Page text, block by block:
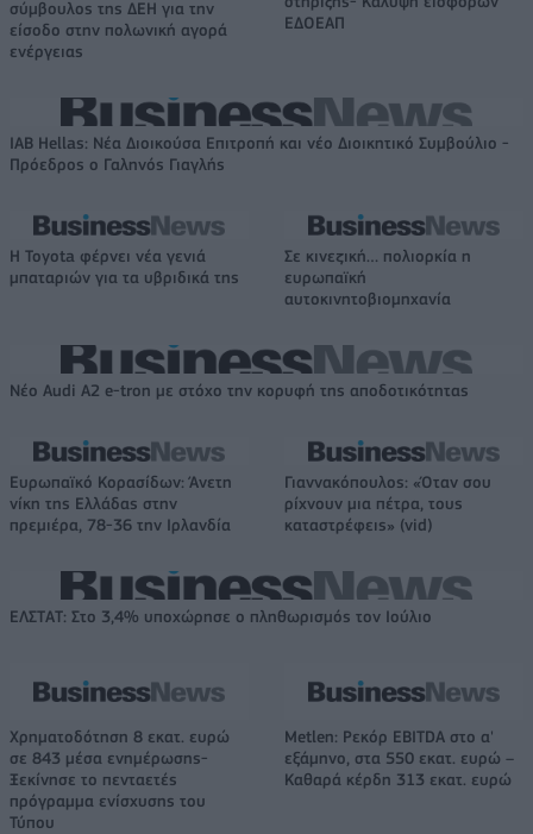
σύμβουλος της ΔΕΗ για την
είσοδο στην πολωνική αγορά
ενέργειας
ΕΔΟΕΑΠ
IAB Hellas: Νέα Διοικούσα Επιτροπή και νέο Διοικητικό Συμβούλιο -
Πρόεδρος ο Γαληνός Γιαγλής
Η Toyota φέρνει νέα γενιά
μπαταριών για τα υβριδικά της
Σε κινεζική… πολιορκία η
ευρωπαϊκή
αυτοκινητοβιομηχανία
Νέο Audi A2 e-tron με στόχο την κορυφή της αποδοτικότητας
Ευρωπαϊκό Κορασίδων: Άνετη
νίκη της Ελλάδας στην
πρεμιέρα, 78-36 την Ιρλανδία
Γιαννακόπουλος: «Όταν σου
ρίχνουν μια πέτρα, τους
καταστρέφεις» (vid)
ΕΛΣΤΑΤ: Στο 3,4% υποχώρησε ο πληθωρισμός τον Ιούλιο
Χρηματοδότηση 8 εκατ. ευρώ
σε 843 μέσα ενημέρωσης-
Ξεκίνησε το πενταετές
πρόγραμμα ενίσχυσης του
Τύπου
Metlen: Ρεκόρ EBITDA στο α'
εξάμηνο, στα 550 εκατ. ευρώ –
Καθαρά κέρδη 313 εκατ. ευρώ